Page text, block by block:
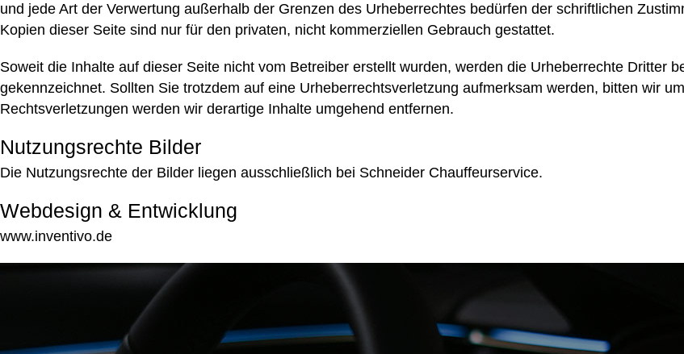
und jede Art der Verwertung außerhalb der Grenzen des Urheberrechtes bedürfen der schriftlichen
Kopien dieser Seite sind nur für den privaten, nicht kommerziellen Gebrauch gestattet.
Soweit die Inhalte auf dieser Seite nicht vom Betreiber erstellt wurden, werden die Urheberrechte Dritter
gekennzeichnet. Sollten Sie trotzdem auf eine Urheberrechtsverletzung aufmerksam werden, bitten wir
Rechtsverletzungen werden wir derartige Inhalte umgehend entfernen.
Nutzungsrechte Bilder
Die Nutzungsrechte der Bilder liegen ausschließlich bei Schneider Chauffeurservice.
Webdesign & Entwicklung
www.inventivo.de